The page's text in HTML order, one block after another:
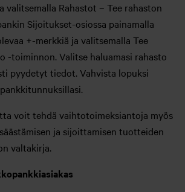
valitsemalla Rahastot – Tee rahaston
Sijoitukset-osiossa painamalla
+-merkkiä ja valitsemalla Tee
-toiminnon. Valitse haluamasi rahasto
pyydetyt tiedot. Vahvista lopuksi
voit tehdä vaihtotoimeksiantoja myös
ja sijoittamisen tuotteiden
valtakirja.